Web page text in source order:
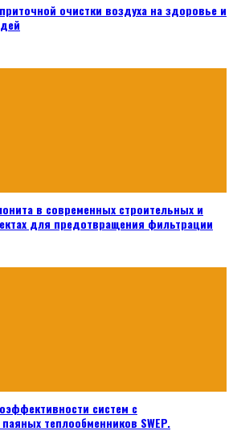
очистки воздуха на здоровье и
в современных строительных и
для предотвращения фильтрации
систем с
теплообменников SWEP.